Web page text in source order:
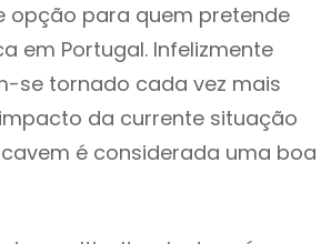
opção para quem pretende
em Portugal. Infelizmente
se tornado cada vez mais
da currente situação
é considerada uma boa